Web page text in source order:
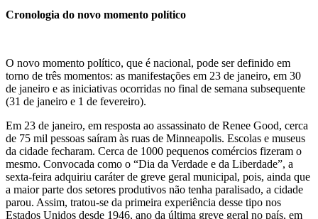
Cronologia do novo momento político
O novo momento político, que é nacional, pode ser definido em
torno de três momentos: as manifestações em 23 de janeiro, em 30
de janeiro e as iniciativas ocorridas no final de semana subsequente
(31 de janeiro e 1 de fevereiro).
Em 23 de janeiro, em resposta ao assassinato de Renee Good, cerca
de 75 mil pessoas saíram às ruas de Minneapolis. Escolas e museus
da cidade fecharam. Cerca de 1000 pequenos comércios fizeram o
mesmo. Convocada como o “Dia da Verdade e da Liberdade”, a
sexta-feira adquiriu caráter de greve geral municipal, pois, ainda que
a maior parte dos setores produtivos não tenha paralisado, a cidade
parou. Assim, tratou-se da primeira experiência desse tipo nos
Estados Unidos desde 1946, ano da última greve geral no país, em